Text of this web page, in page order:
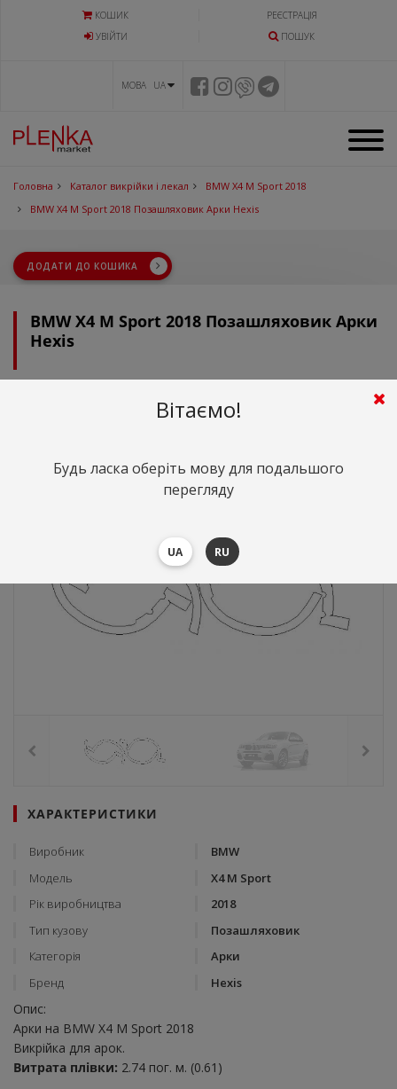
КОШИК
РЕЄСТРАЦІЯ
УВIЙТИ
ПОШУК
МОВА UA
Головна Каталог викрійки і лекал
BMW X4 M Sport 2018
BMW X4 M Sport 2018 Позашляховик Арки Hexis
ДОДАТИ ДО КОШИКА
BMW X4 M Sport 2018 Позашляховик Арки
Hexis
грн. ($98.64)
ХАРАКТЕРИСТИКИ
Виробник
BMW
Модель
X4 M Sport
Рік виробництва
2018
Тип кузову
Позашляховик
Категорія
Арки
Бренд
Hexis
Опис:
Арки на BMW X4 M Sport 2018
Викрійка для арок.
Витрата плівки: 2.74 пог. м. (0.61)
Вітаємо!
Будь ласка оберіть мову для подальшого
перегляду
UA RU